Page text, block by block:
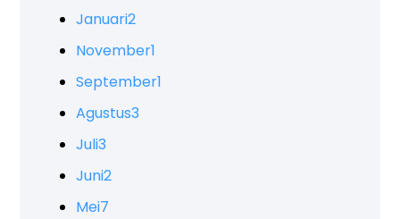
Januari2
November1
September1
Agustus3
Juli3
Juni2
Mei7